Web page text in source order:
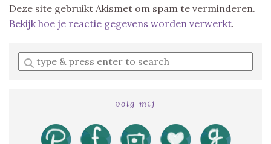
Deze site gebruikt Akismet om spam te verminderen.
Bekijk hoe je reactie gegevens worden verwerkt.
Enter
a
volg mij